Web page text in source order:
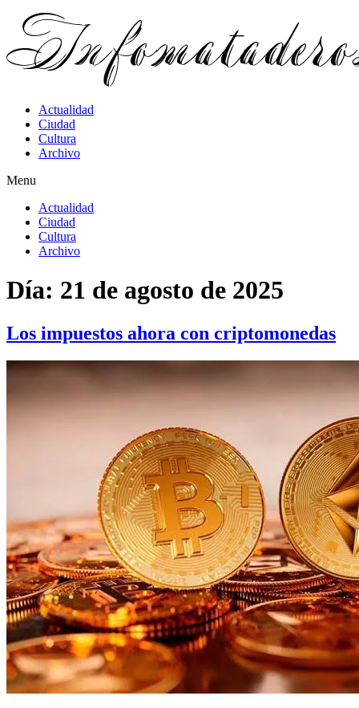
Actualidad
Ciudad
Cultura
Archivo
Menu
Actualidad
Ciudad
Cultura
Archivo
Día: 21 de agosto de 2025
Los impuestos ahora con criptomonedas